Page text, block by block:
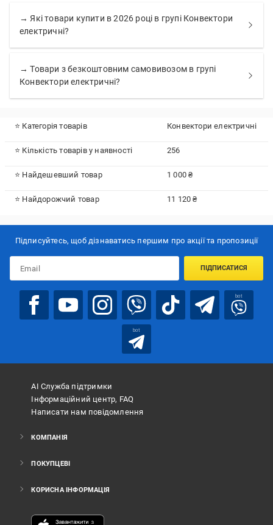
→ Які товари купити в 2026 році в групі Конвектори
електричні?
→ Товари з безкоштовним самовивозом в групі
Конвектори електричні?
⭐ Категорія товарів Конвектори електричні
⭐ Кількість товарів у наявності 256
⭐ Найдешевший товар 1 000 ₴
⭐ Найдорожчий товар 11 120 ₴
Підписуйтесь, щоб дізнаватись першим про акції та пропозиції
ПІДПИСАТИСЯ
bot
bot
АІ Служба підтримки
Інформаційний центр, FAQ
Написати нам повідомлення
КОМПАНІЯ
ПОКУПЦЕВІ
КОРИСНА ІНФОРМАЦІЯ